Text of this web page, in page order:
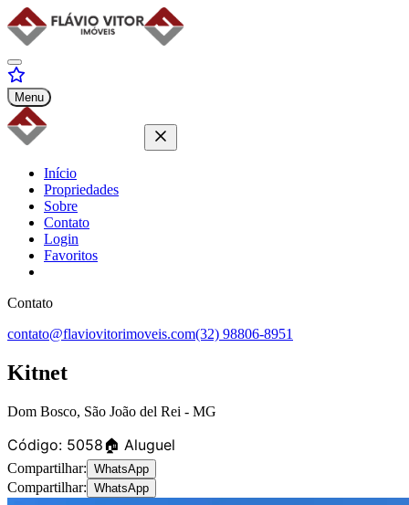
Menu
Início
Propriedades
Sobre
Contato
Login
Favoritos
Contato
contato@flaviovitorimoveis.com(32) 98806-8951
Kitnet
Dom Bosco, São João del Rei - MG
Código: 5058🏠 Aluguel
Compartilhar: WhatsApp
Compartilhar: WhatsApp